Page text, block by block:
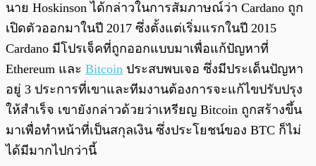
นาย Hoskinson ได้กล่าวในการสัมภาษณ์ว่า Cardano ถูก
เปิดตัวออกมาในปี 2017 ซึ่งตั้งแต่เริ่มแรกในปี 2015
Cardano มีโปรเจ็คที่ถูกออกแบบมาเพื่อแก้ปัญหาที่
Ethereum และ Bitcoin ประสบพบเจอ ซึ่งมีประเด็นปัญหา
อยู่ 3 ประการที่เขาและทีมงานต้องการจะแก้ไขปรับปรุง
ให้สำเร็จ เขายังกล่าวด้วยว่าเหรียญ Bitcoin ถูกสร้างขึ้น
มาเพื่อทำหน้าที่เป็นสกุลเงิน ซึ่งประโยชน์ของ BTC ก็ไม่
ได้มีมากไปกว่านี้